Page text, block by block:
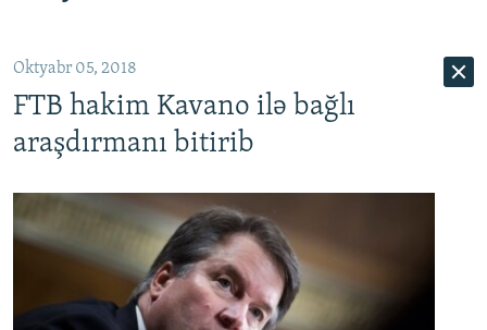
qayıt
Axtarışa
#İZAHLA
#ƏSLINDƏ
QANUNI DOĞRU
ARAŞDIRMA
MULTIMEDIA
FOTOQALEREYA
RADIO ARXIV
OXU ZALI
HAQQIMIZDA
Oktyabr 05, 2018
FTB hakim Kavano ilə bağlı
araşdırmanı bitirib